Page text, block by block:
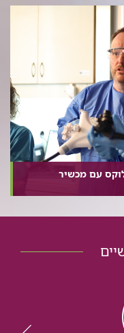
עם מכשיר